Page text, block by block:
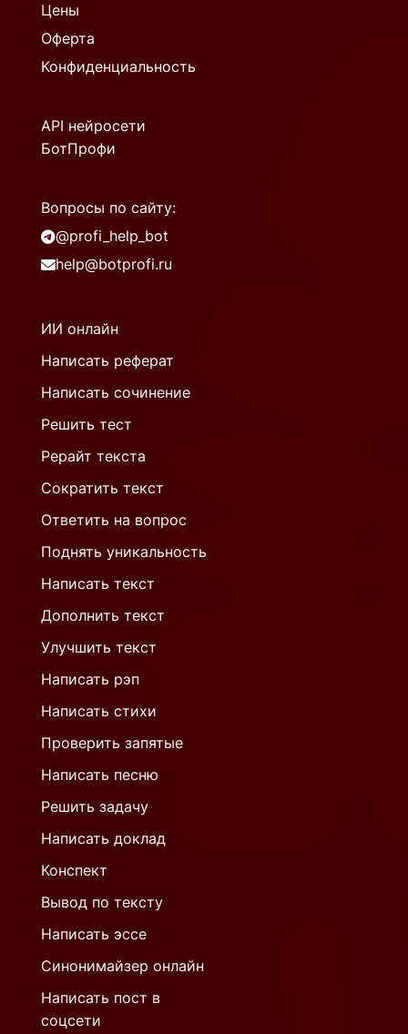
Цены
Оферта
Конфиденциальность
API нейросети
БотПрофи
Вопросы по сайту:
@profi_help_bot
help@botprofi.ru
ИИ онлайн
Написать реферат
Написать сочинение
Решить тест
Рерайт текста
Сократить текст
Ответить на вопрос
Поднять уникальность
Написать текст
Дополнить текст
Улучшить текст
Написать рэп
Написать стихи
Проверить запятые
Написать песню
Решить задачу
Написать доклад
Конспект
Вывод по тексту
Написать эссе
Синонимайзер онлайн
Написать пост в
соцсети